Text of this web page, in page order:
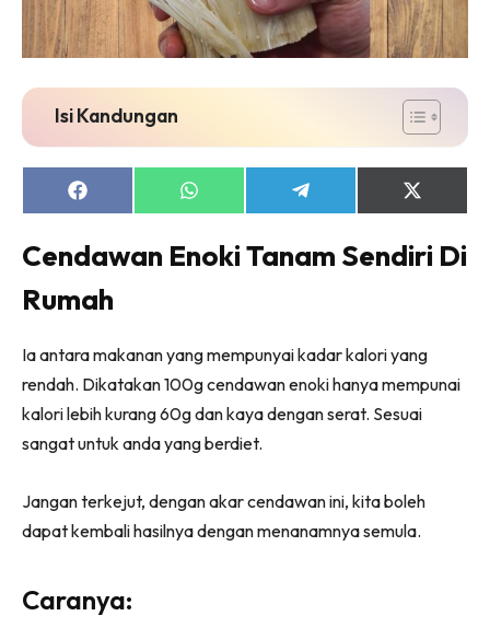
Make Over
Bilik Air
Bilik Tidur
Dapur
Ruang Tamu
Menarik Lagi
Casa Impiana
Makeover Ruang Selebriti
Hartanah
Landed
Video
Isi Kandungan
Share
on
Share
on
Share
on
Share
on
(Twitter)
Cendawan Enoki Tanam Sendiri Di
Rumah
Ia antara makanan yang mempunyai kadar kalori yang
rendah. Dikatakan 100g cendawan enoki hanya mempunai
kalori lebih kurang 60g dan kaya dengan serat. Sesuai
sangat untuk anda yang berdiet.
Jangan terkejut, dengan akar cendawan ini, kita boleh
dapat kembali hasilnya dengan menanamnya semula.
Caranya: